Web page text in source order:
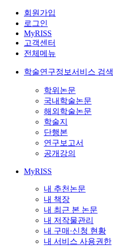
회원가입
로그인
MyRISS
고객센터
전체메뉴
학술연구정보서비스 검색
학위논문
국내학술논문
해외학술논문
학술지
단행본
연구보고서
공개강의
MyRISS
내 추천논문
내 책장
내 최근 본 논문
내 저작물관리
내 구매·신청 현황
내 서비스 사용권한